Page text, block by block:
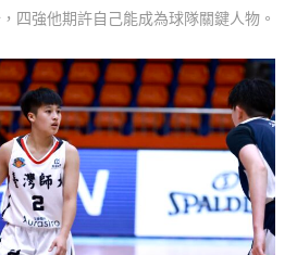
四強他期許自己能成為球隊關鍵人物。